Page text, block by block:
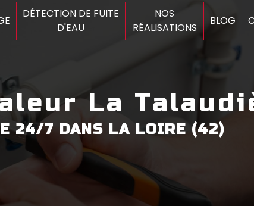
DÉTECTION DE FUITE
D'EAU
NOS
RÉALISATIONS
BLOG
La
24/7 DANS LA LOIRE (42)